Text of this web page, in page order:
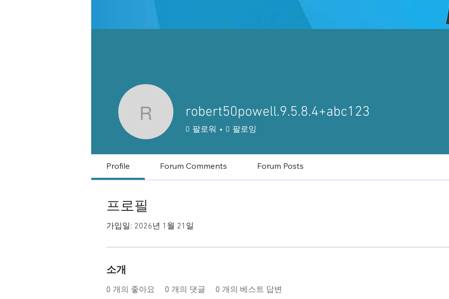
robert50powell.9.5.8.4+abc123
robert50powell.9.5.8.4+abc123
0 팔로워 0 팔로잉
Profile Forum Comments Forum Posts
프로필
가입일: 2026년 1월 21일
소개
0 개의 좋아요 0 개의 댓글 0 개의 베스트 답변